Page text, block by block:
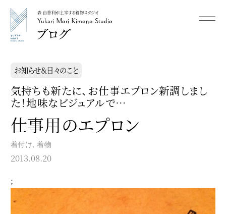
Yukari Mori Kimono Studio
森 由香利が主宰する着物スタジオ
Yukari Mori Kimono Studio メニュー
お知らせ＆日々のこと
気持ちも新たに、お仕事エプロン新調しまし
た！地味なビジュアルで…
仕事用のエプロン
着付け ,着物
2013.08.20
;